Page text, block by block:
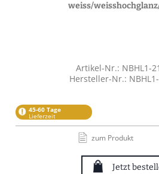
weiss/
Artikel-Nr.: NBHL1-
Hersteller-Nr.:
45-60 Tage
Lieferzeit
zum Produkt
Jetzt